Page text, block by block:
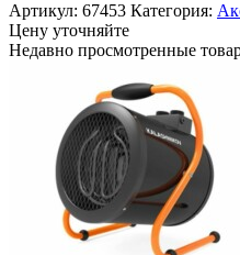
Артикул: 67453 Категория:
Цену уточняйте
Недавно просмотренные